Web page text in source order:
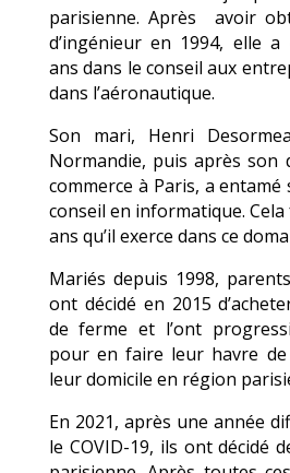
parisienne. Après
avoir
d’ingénieur en 1994, elle
ans dans le conseil aux
dans l’aéronautique.
Son mari, Henri
Normandie, puis après son
commerce à Paris, a
conseil en informatique.
ans qu’il exerce dans ce
Mariés depuis 1998,
ont décidé en 2015
de ferme et l’ont
pour en faire leur havre
leur domicile en région
En 2021, après une année
le COVID-19, ils ont décidé